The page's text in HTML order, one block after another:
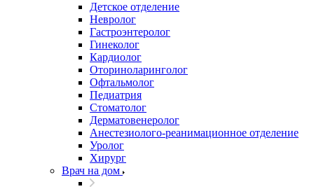
Детское отделение
Невролог
Гастроэнтеролог
Гинеколог
Кардиолог
Оториноларинголог
Офтальмолог
Педиатрия
Стоматолог
Дерматовенеролог
Анестезиолого-реанимационное отделение
Уролог
Хирург
Врач на дом